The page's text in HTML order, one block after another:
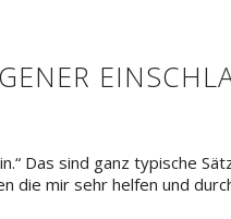
Das sind ganz typische
die mir sehr helfen und